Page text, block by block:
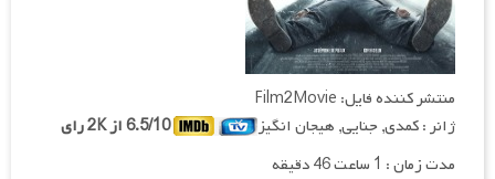
منتشر کننده فایل: Film2Movie
ژانر : کمدی, جنایی, هیجان انگیز
6.5/10 از 2K رای
مدت زمان : 1 ساعت 46 دقیقه